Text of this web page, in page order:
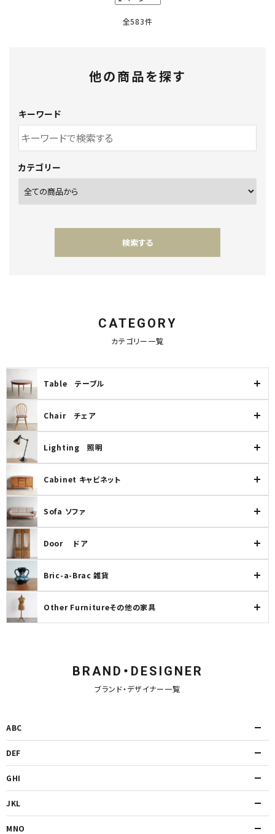
全583件
他の商品を探す
キーワード
カテゴリー
検索する
CATEGORY
カテゴリー一覧
Table テーブル
Chair チェア
Lighting 照明
Cabinet キャビネット
Sofa ソファ
Door ドア
Bric-a-Brac 雑貨
Other Furnitureその他の家具
BRAND・DESIGNER
ブランド・デザイナー一覧
ABC
DEF
GHI
JKL
MNO